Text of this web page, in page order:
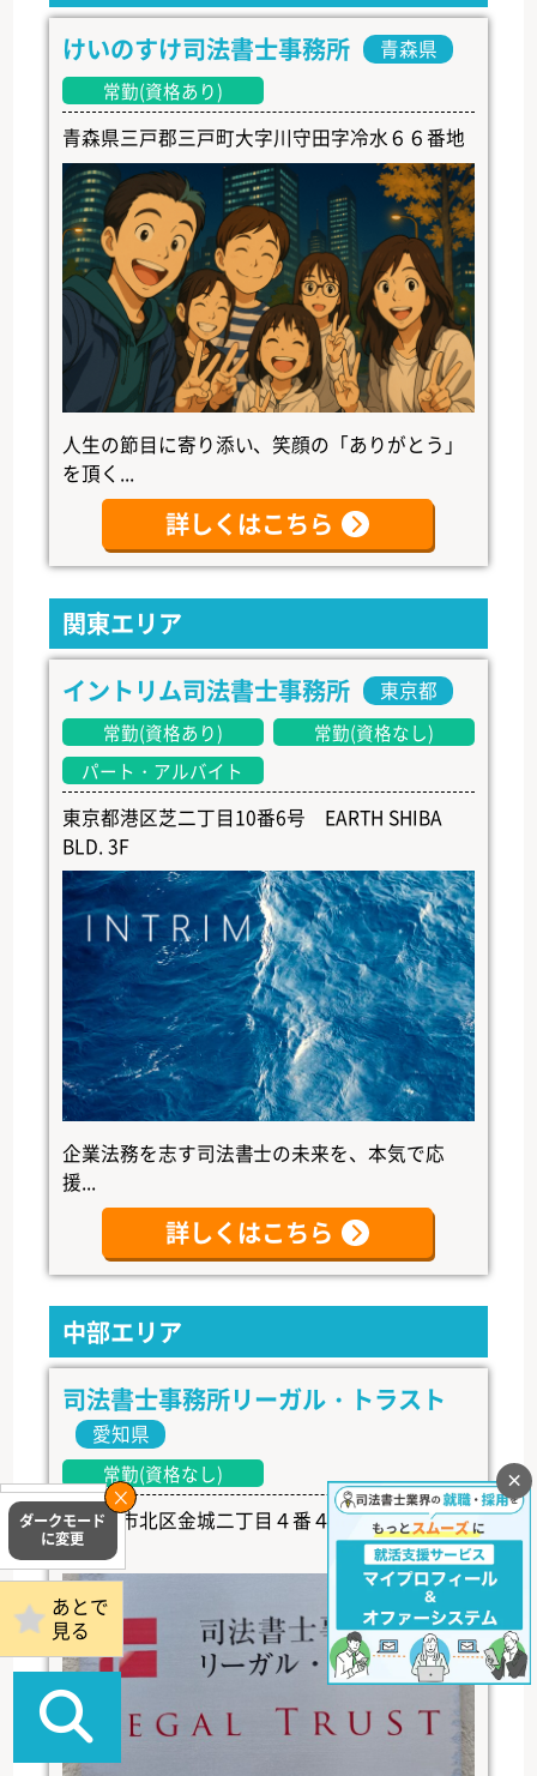
けいのすけ司法書士事務所
青森県
常勤(資格あり)
青森県三戸郡三戸町大字川守田字冷水６６番地
人生の節目に寄り添い、笑顔の「ありがとう」
を頂く...
詳しくはこちら
関東エリア
イントリム司法書士事務所
東京都
常勤(資格あり)
常勤(資格なし)
パート・アルバイト
東京都港区芝二丁目10番6号 EARTH SHIBA
BLD. 3F
企業法務を志す司法書士の未来を、本気で応
援...
詳しくはこちら
中部エリア
司法書士事務所リーガル・トラスト
愛知県
常勤(資格なし)
名古屋市北区金城二丁目４番４号 ペルテ金城
１Ｆ
×
あとで
見る
掲載事務所
ログイン